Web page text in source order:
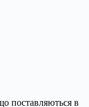
поставляються в